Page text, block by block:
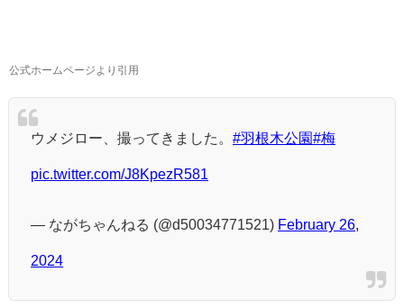
公式ホームページより引用
ウメジロー、撮ってきました。 #羽根木公園#梅
pic.twitter.com/J8KpezR581
— ながちゃんねる (@d50034771521) February 26,
2024